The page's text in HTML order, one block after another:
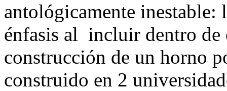
antológicamente inestable:
énfasis al incluir dentro de
construcción de un horno
construido en 2